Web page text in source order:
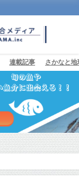
連載記事 さかなと地